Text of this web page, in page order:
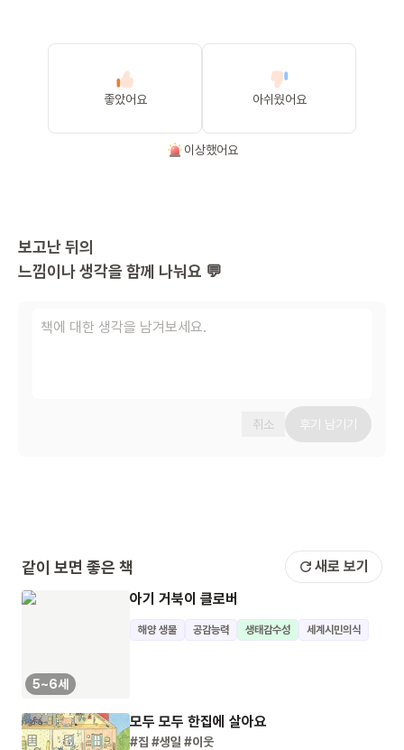
좋았어요 아쉬웠어요
이상했어요
보고난 뒤의
느낌이나 생각을 함께 나눠요 💬
취소 후기 남기기
같이 보면 좋은 책 새로 보기
5~6세
아기 거북이 클로버
해양 생물 공감능력 생태감수성 세계시민의식
모두 모두 한집에 살아요
#집 #생일 #이웃